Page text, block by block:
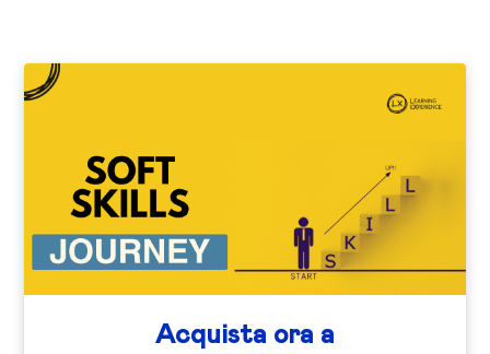
tue competenze e all'ottenimento di
arricchire il tuo Curriculum Vitae e
mostrare il tuo impegno nello sviluppo
Acquista ora a